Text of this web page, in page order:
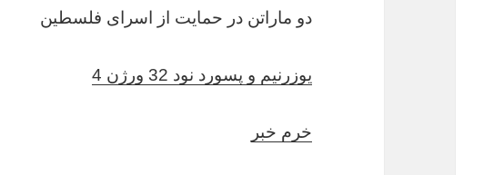
دو ماراتن در حمایت از اسرای فلسطین
یوزرنیم و پسورد نود 32 ورژن 4
خرم خبر